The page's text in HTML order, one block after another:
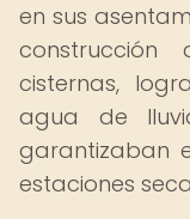
en sus
cisternas,
agua de
garantizaban
estaciones